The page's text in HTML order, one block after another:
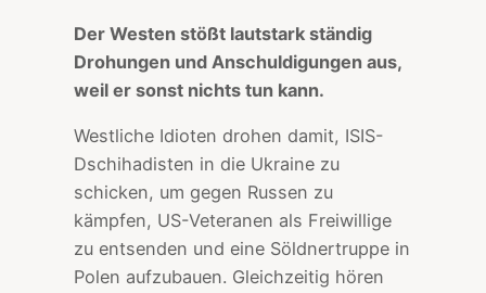
Der Westen stößt lautstark ständig
Drohungen und Anschuldigungen aus,
weil er sonst nichts tun kann.
Westliche Idioten drohen damit, ISIS-
Dschihadisten in die Ukraine zu
schicken, um gegen Russen zu
kämpfen, US-Veteranen als Freiwillige
zu entsenden und eine Söldnertruppe in
Polen aufzubauen. Gleichzeitig hören